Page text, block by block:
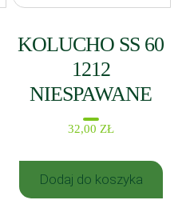
KOLUCHO SS 60
1212
NIESPAWANE
32,00 ZŁ
Dodaj do koszyka